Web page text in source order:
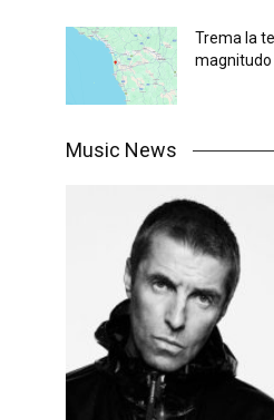
Trema la
magnitudo
Music News